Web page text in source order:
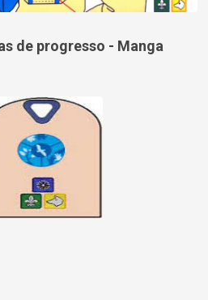
de progresso - Manga